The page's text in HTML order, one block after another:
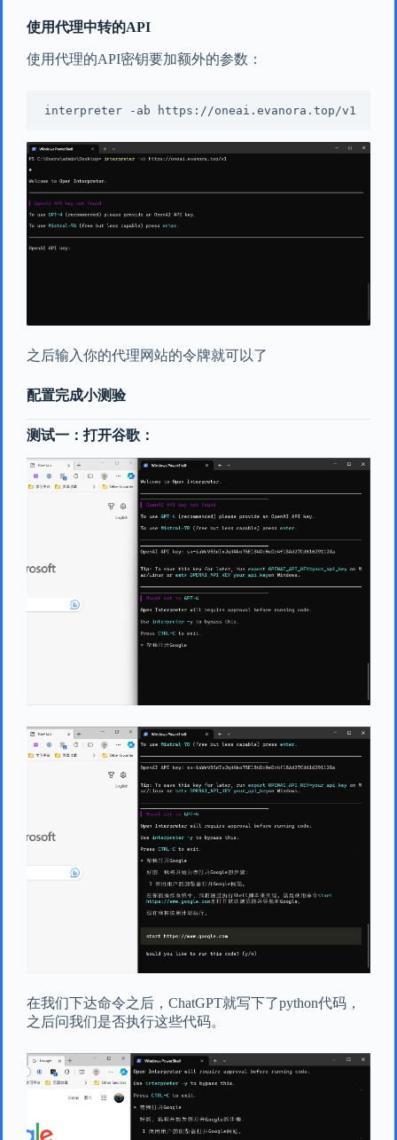
使用代理中转的API
使用代理的API密钥要加额外的参数：
之后输入你的代理网站的令牌就可以了
配置完成小测验
测试一：打开谷歌：
在我们下达命令之后，ChatGPT就写下了python代码，
之后问我们是否执行这些代码。